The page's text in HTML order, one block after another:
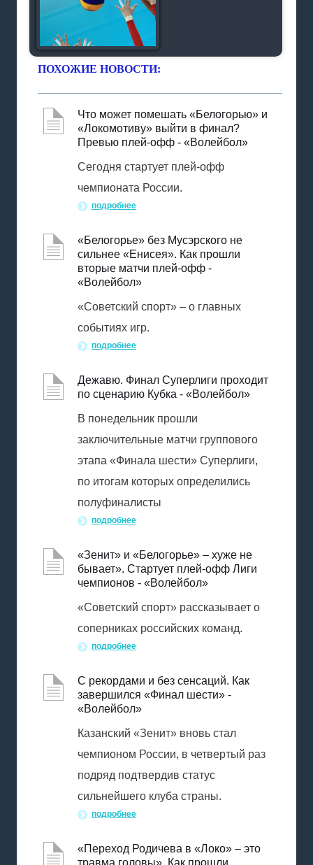
ПОХОЖИЕ НОВОСТИ:
Что может помешать «Белогорью» и
«Локомотиву» выйти в финал?
Превью плей-офф - «Волейбол»
Сегодня стартует плей-офф
чемпионата России.
подробнее
«Белогорье» без Мусэрского не
сильнее «Енисея». Как прошли
вторые матчи плей-офф -
«Волейбол»
«Советский спорт» – о главных
событиях игр.
подробнее
Дежавю. Финал Суперлиги проходит
по сценарию Кубка - «Волейбол»
В понедельник прошли
заключительные матчи группового
этапа «Финала шести» Суперлиги,
по итогам которых определились
полуфиналисты
подробнее
«Зенит» и «Белогорье» – хуже не
бывает». Стартует плей-офф Лиги
чемпионов - «Волейбол»
«Советский спорт» рассказывает о
соперниках российских команд.
подробнее
С рекордами и без сенсаций. Как
завершился «Финал шести» -
«Волейбол»
Казанский «Зенит» вновь стал
чемпионом России, в четвертый раз
подряд подтвердив статус
сильнейшего клуба страны.
подробнее
«Переход Родичева в «Локо» – это
травма головы». Как прошли